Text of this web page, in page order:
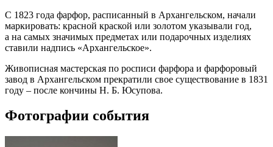
С 1823 года фарфор, расписанный в Архангельском, начали
маркировать: красной краской или золотом указывали год,
а на самых значимых предметах или подарочных изделиях
ставили надпись «Архангельское».
Живописная мастерская по росписи фарфора и фарфоровый
завод в Архангельском прекратили свое существование в 1831
году – после кончины Н. Б. Юсупова.
Фотографии события